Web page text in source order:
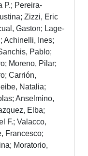
P.; Pereira-
Zizzi, Eric
Gaston; Lage-
Achinelli, Ines;
Pablo;
Moreno, Pilar;
Carrión,
Natalia;
Anselmino,
Elba;
F.; Valacco,
Francesco;
Moratorio,